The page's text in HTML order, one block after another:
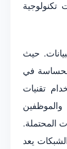
تكنولوجية
حيث
في
تقنيات
المحتملة.
يعد